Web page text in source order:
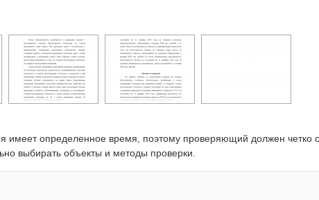
имеет определенное время, поэтому проверяющий должен четко
выбирать объекты и методы проверки.